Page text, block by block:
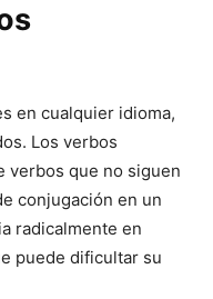
en cualquier idioma,
Los verbos
verbos que no siguen
conjugación en un
radicalmente en
puede dificultar su